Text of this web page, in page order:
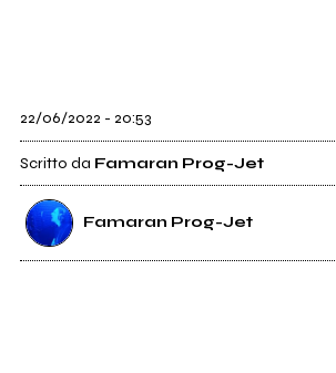
22/06/2022 - 20:53
Scritto da Famaran Prog-Jet
Famaran Prog-Jet